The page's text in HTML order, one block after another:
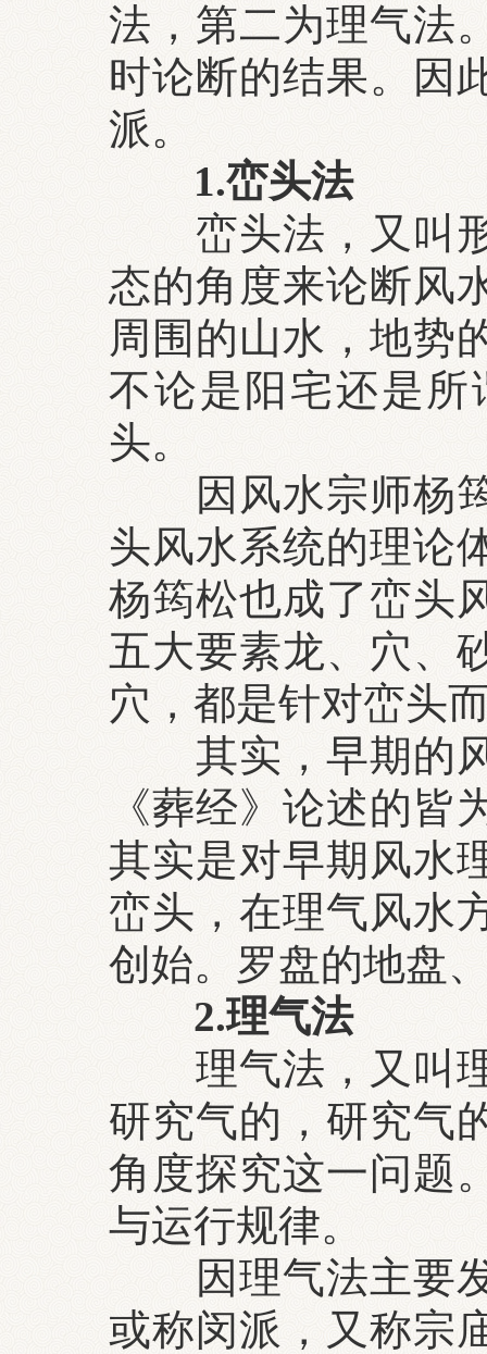
法，第二为理气法
时论断的结果。因
派。
1.峦头法
峦头法，又叫形
态的角度来论断风
周围的山水，地势
不论是阳宅还是
头。
因风水宗师杨筠
头风水系统的理论
杨筠松也成了峦头
五大要素龙、穴、
穴，都是针对峦头
其实，早期的风
《葬经》论述的
其实是对早期风水
峦头，在理气风水
创始。罗盘的地盘
2.理气法
理气法，又叫
研究气的，研究气
角度探究这一问题
与运行规律。
因理气法主要发
或称闵派，又称宗